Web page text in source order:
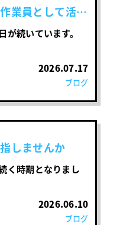
業員として活躍
続いています。
2026.07.17
ブログ
しませんか
く時期となりまし
2026.06.10
ブログ